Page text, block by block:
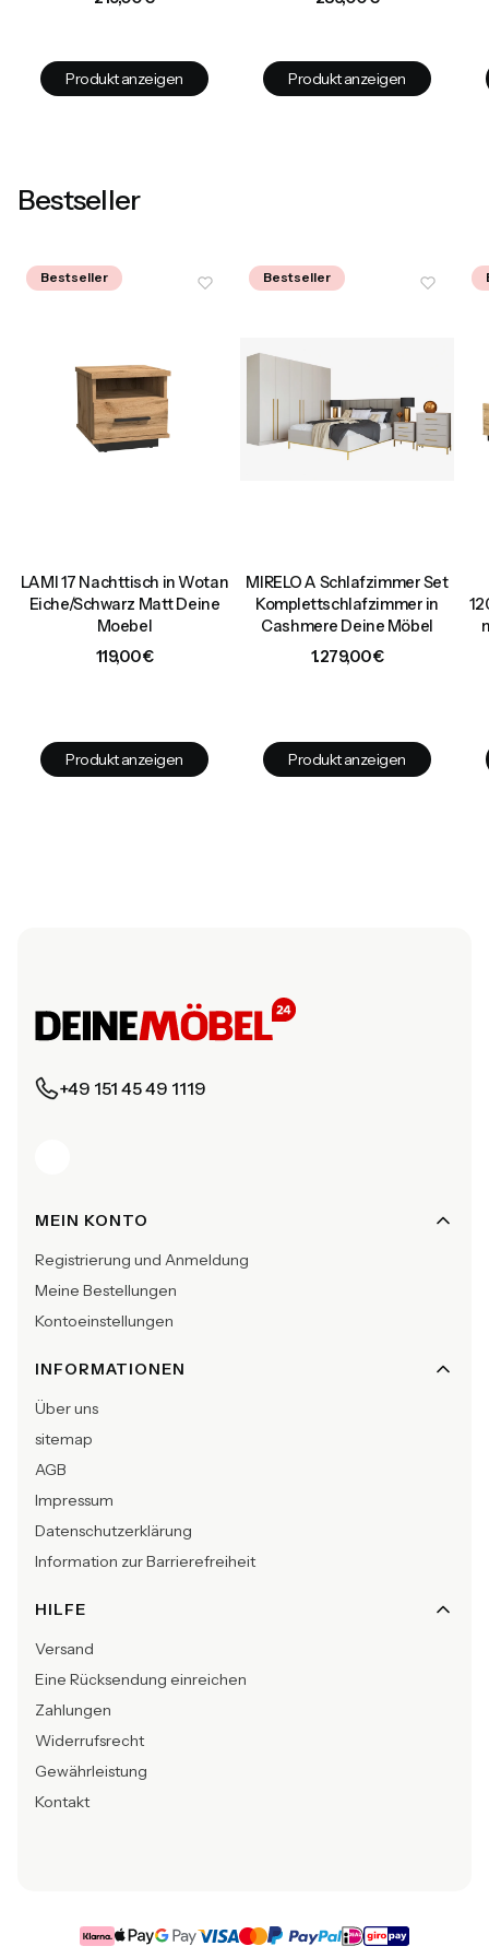
Produkt anzeigen Produkt anzeigen
Bestseller
Bestseller
LAMI 17 Nachttisch in Wotan
Eiche/Schwarz Matt Deine
Moebel
Preis
119,00 €
Produkt anzeigen
Bestseller
MIRELO A Schlafzimmer Set
Komplettschlafzimmer in
Cashmere Deine Möbel
Preis
1.279,00 €
Produkt anzeigen
+49 151 45 49 1119
Fußzeilenmenü
MEIN KONTO
Registrierung und Anmeldung
Meine Bestellungen
Kontoeinstellungen
INFORMATIONEN
Über uns
sitemap
AGB
Impressum
Datenschutzerklärung
Information zur Barrierefreiheit
HILFE
Versand
Eine Rücksendung einreichen
Zahlungen
Widerrufsrecht
Gewährleistung
Kontakt